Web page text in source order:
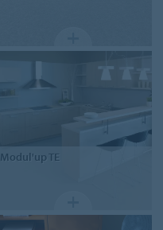
Modul'upTE